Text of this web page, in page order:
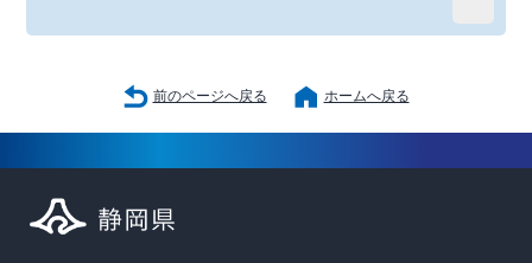
前のページへ戻る ホームへ戻る